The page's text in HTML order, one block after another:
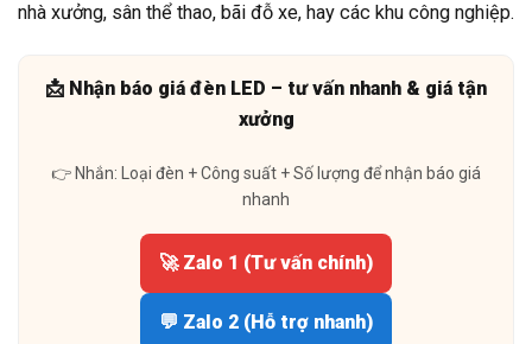
nhà xưởng, sân thể thao, bãi đỗ xe, hay các khu công nghiệp.
📩 Nhận báo giá đèn LED – tư vấn nhanh & giá tận
xưởng
👉 Nhắn: Loại đèn + Công suất + Số lượng để nhận báo giá
nhanh
🚀 Zalo 1 (Tư vấn chính)
💬 Zalo 2 (Hỗ trợ nhanh)